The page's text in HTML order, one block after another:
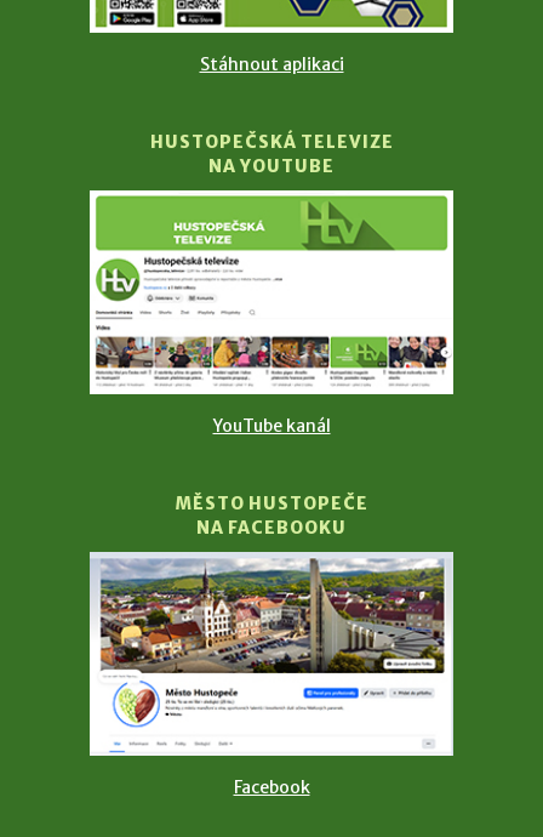
Stáhnout aplikaci
HUSTOPEČSKÁ TELEVIZE
NA YOUTUBE
YouTube kanál
MĚSTO HUSTOPEČE
NA FACEBOOKU
Facebook